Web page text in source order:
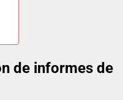
de informes de